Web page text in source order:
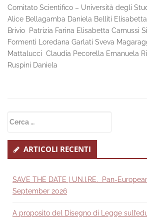
Comitato Scientifico – Università degli
Alice Bellagamba Daniela Belliti
Brivio Patrizia Farina Elisabetta Camussi
Formenti Loredana Garlati Sveva
Mattalucci Claudia Pecorella Emanuela
Ruspini Daniela
Sidebar
ARTICOLI RECENTI
SAVE THE DATE | UN.I.RE. Pan-
September 2026
A proposito del Disegno di Legge